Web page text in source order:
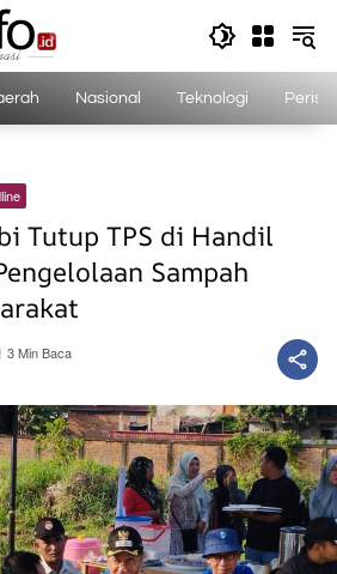
Nasional Teknologi
Tutup TPS di Handil
Sampah
3 Min Baca